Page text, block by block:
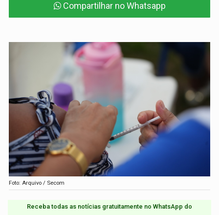
Compartilhar no Whatsapp
Foto: Arquivo / Secom
Receba todas as notícias gratuitamente no WhatsApp do